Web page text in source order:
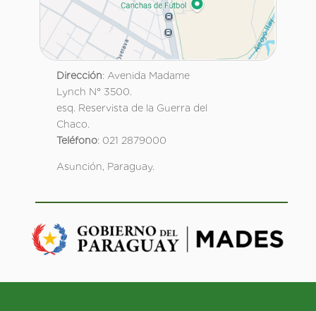
Dirección: Avenida Madame
Lynch N° 3500.
esq. Reservista de la Guerra del
Chaco.
Teléfono: 021 2879000
Asunción, Paraguay.